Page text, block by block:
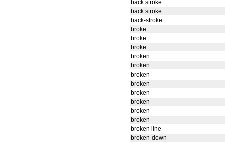
back stroke
back stroke
back-stroke
broke
broke
broke
broken
broken
broken
broken
broken
broken
broken
broken
broken line
broken-down